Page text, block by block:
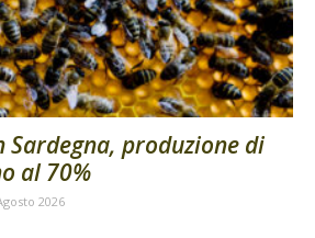
Sardegna, produzione di
al 70%
2026